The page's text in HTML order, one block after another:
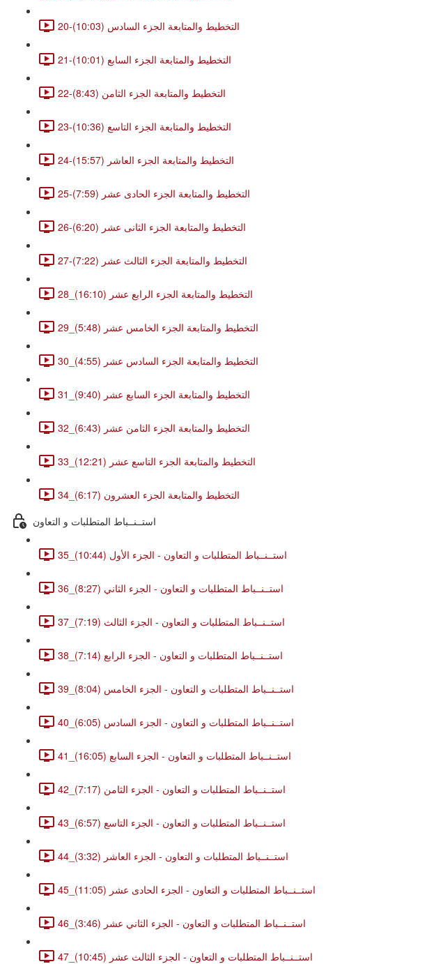
20-التخطيط والمتابعة الجزء السادس (10:03)
21-التخطيط والمتابعة الجزء السابع (10:01)
22-التخطيط والمتابعة الجزء الثامن (8:43)
23-التخطيط والمتابعة الجزء التاسع (10:36)
24-التخطيط والمتابعة الجزء العاشر (15:57)
25-التخطيط والمتابعة الجزء الحادى عشر (7:59)
26-التخطيط والمتابعة الجزء الثانى عشر (6:20)
27-التخطيط والمتابعة الجزء الثالث عشر (7:22)
28_التخطيط والمتابعة الجزء الرابع عشر (16:10)
29_التخطيط والمتابعة الجزء الخامس عشر (5:48)
30_التخطيط والمتابعة الجزء السادس عشر (4:55)
31_التخطيط والمتابعة الجزء السابع عشر (9:40)
32_التخطيط والمتابعة الجزء الثامن عشر (6:43)
33_التخطيط والمتابعة الجزء التاسع عشر (12:21)
34_التخطيط والمتابعة الجزء العشرون (6:17)
استــنــباط المتطلبات و التعاون
35_استــنــباط المتطلبات و التعاون - الجزء الأول (10:44)
36_استــنــباط المتطلبات و التعاون - الجزء الثاني (8:27)
37_استــنــباط المتطلبات و التعاون - الجزء الثالث (7:19)
38_استــنــباط المتطلبات و التعاون - الجزء الرابع (7:14)
39_استــنــباط المتطلبات و التعاون - الجزء الخامس (8:04)
40_استــنــباط المتطلبات و التعاون - الجزء السادس (6:05)
41_استــنــباط المتطلبات و التعاون - الجزء السابع (16:05)
42_استــنــباط المتطلبات و التعاون - الجزء الثامن (7:17)
43_استــنــباط المتطلبات و التعاون - الجزء التاسع (6:57)
44_استــنــباط المتطلبات و التعاون - الجزء العاشر (3:32)
45_استــنــباط المتطلبات و التعاون - الجزء الحادى عشر (11:05)
46_استــنــباط المتطلبات و التعاون - الجزء الثاني عشر (3:46)
47_استــنــباط المتطلبات و التعاون - الجزء الثالث عشر (10:45)